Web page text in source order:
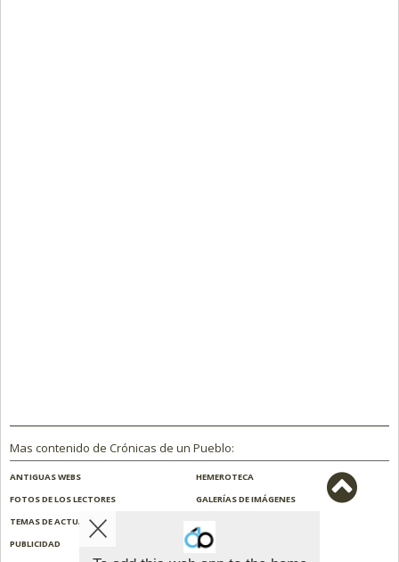
Mas contenido de Crónicas de un Pueblo:
ANTIGUAS WEBS
HEMEROTECA
FOTOS DE LOS LECTORES
GALERÍAS DE IMÁGENES
TEMAS DE ACTUALIDAD
PUBLICIDAD
CONTACTO